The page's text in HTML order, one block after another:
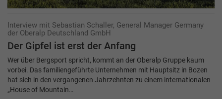
Interview mit Sebastian Schaller, General Manager Germany
der Oberalp Deutschland GmbH
Der Gipfel ist erst der Anfang
Wer über Bergsport spricht, kommt an der Oberalp Gruppe kaum
vorbei. Das familiengeführte Unternehmen mit Hauptsitz in Bozen
hat sich in den vergangenen Jahrzehnten zu einem internationalen
„House of Mountain…